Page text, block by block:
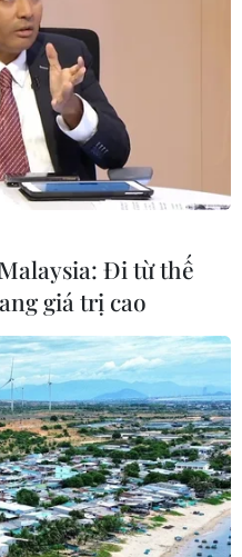
lý về
rửa tiền
bằng,
cái bắt
Đi từ thế
giá trị cao